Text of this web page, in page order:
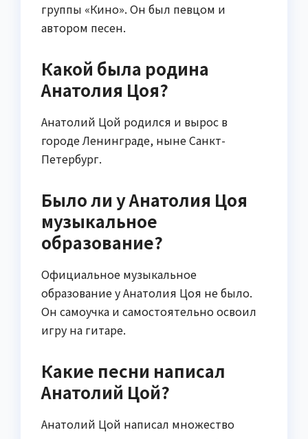
группы «Кино». Он был певцом и
автором песен.
Какой была родина
Анатолия Цоя?
Анатолий Цой родился и вырос в
городе Ленинграде, ныне Санкт-
Петербург.
Было ли у Анатолия Цоя
музыкальное
образование?
Официальное музыкальное
образование у Анатолия Цоя не было.
Он самоучка и самостоятельно освоил
игру на гитаре.
Какие песни написал
Анатолий Цой?
Анатолий Цой написал множество